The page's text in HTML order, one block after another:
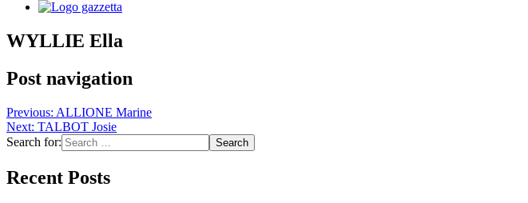
WYLLIE Ella
Post navigation
Previous: ALLIONE Marine
Next: TALBOT Josie
Search for:
Recent Posts